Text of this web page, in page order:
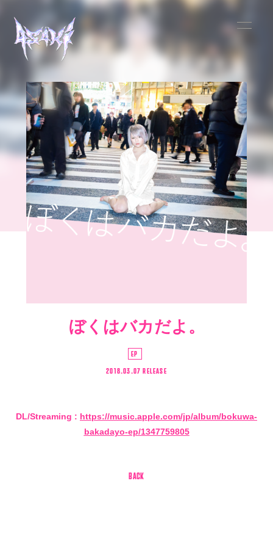
HOME
INFORMATION
SCHEDULE
MUSIC
VIDEO
BIOGRAPHY
4log
ぼくはバカだよ。
EP
2018.03.07 RELEASE
DL/Streaming : https://music.apple.com/jp/album/bokuwa-
bakadayo-ep/1347759805
BACK